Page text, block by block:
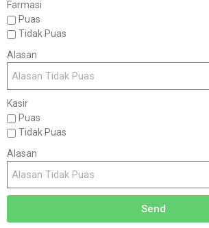
Farmasi
Puas
Tidak Puas
Alasan
Kasir
Puas
Tidak Puas
Alasan
Send